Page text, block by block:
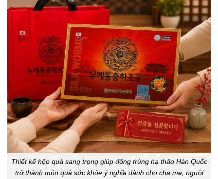
Thiết kế hộp quà sang trọng giúp đông trùng hạ thảo Hàn Quốc
trở thành món quà sức khỏe ý nghĩa dành cho cha mẹ, người